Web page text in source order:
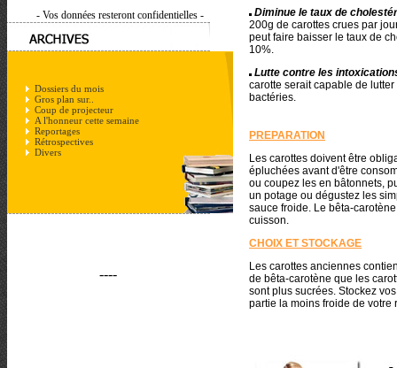
- Vos données resteront confidentielles -
Dossiers du mois
Gros plan sur..
Coup de projecteur
A l'honneur cette semaine
Reportages
Rétrospectives
Divers
----
Diminue le taux de
200g de carottes crues par
peut faire baisser le taux de
10%.
Lutte contre les
carotte serait capable de
bactéries.
PREPARATION
Les carottes doivent être
épluchées avant d'être
ou coupez les en bâtonnets,
un potage ou dégustez les
sauce froide. Le bêta-
cuisson.
CHOIX ET STOCKAGE
Les carottes anciennes
de bêta-carotène que les
sont plus sucrées. Stockez
partie la moins froide de votre